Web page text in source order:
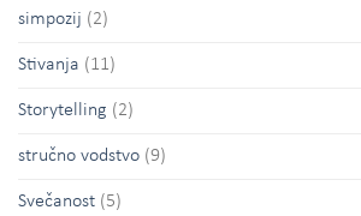
simpozij (2)
Stivanja (11)
Storytelling (2)
stručno vodstvo (9)
Svečanost (5)